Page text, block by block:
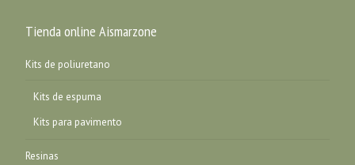
Tienda online Aismarzone
Kits de poliuretano
Kits de espuma
Kits para pavimento
Resinas